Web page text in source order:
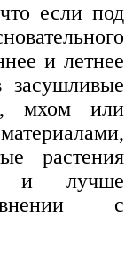
если под
и летнее
мхом или
растения
и лучше
с